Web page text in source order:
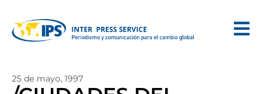
25 de mayo, 1997